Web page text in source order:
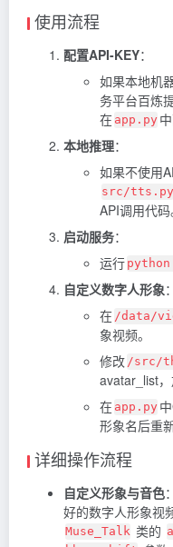
使用流程
配置API-KEY：
如果本地机
务平台百炼
在 app.py
本地推理：
如果不使用
src/tts.py
API调用代码
启动服务：
运行
自定义数字人形象：
在 /data/
象视频。
修改 /src/
avatar_list，
在 app.py
形象名后重
详细操作流程
自定义形象与音色
好的数字人形象视
Muse_Talk 类的